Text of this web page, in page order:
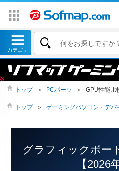
トップ ＞ PCパーツ ＞ GPU性能比
トップ ＞ ゲーミングパソコン・デバ
グラフィックボー
【2026